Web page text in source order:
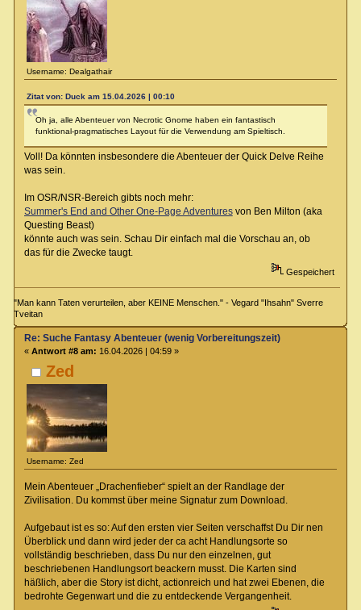
Username: Dealgathair
Zitat von: Duck am 15.04.2026 | 00:10
Oh ja, alle Abenteuer von Necrotic Gnome haben ein fantastisch
funktional-pragmatisches Layout für die Verwendung am Spieltisch.
Voll! Da könnten insbesondere die Abenteuer der Quick Delve Reihe
was sein.
Im OSR/NSR-Bereich gibts noch mehr:
Summer's End and Other One-Page Adventuresvon Ben Milton (aka
Questing Beast)
könnte auch was sein. Schau Dir einfach mal die Vorschau an, ob
das für die Zwecke taugt.
Gespeichert
"Man kann Taten verurteilen, aber KEINE Menschen." - Vegard "Ihsahn" Sverre
Tveitan
Zed
Username: Zed
Re: Suche Fantasy Abenteuer (wenig Vorbereitungszeit)
« Antwort #8 am: 16.04.2026 | 04:59 »
Mein Abenteuer „Drachenfieber“ spielt an der Randlage der
Zivilisation. Du kommst über meine Signatur zum Download.
Aufgebaut ist es so: Auf den ersten vier Seiten verschaffst Du Dir nen
Überblick und dann wird jeder der ca acht Handlungsorte so
vollständig beschrieben, dass Du nur den einzelnen, gut
beschriebenen Handlungsort beackern musst. Die Karten sind
häßlich, aber die Story ist dicht, actionreich und hat zwei Ebenen, die
bedrohte Gegenwart und die zu entdeckende Vergangenheit.